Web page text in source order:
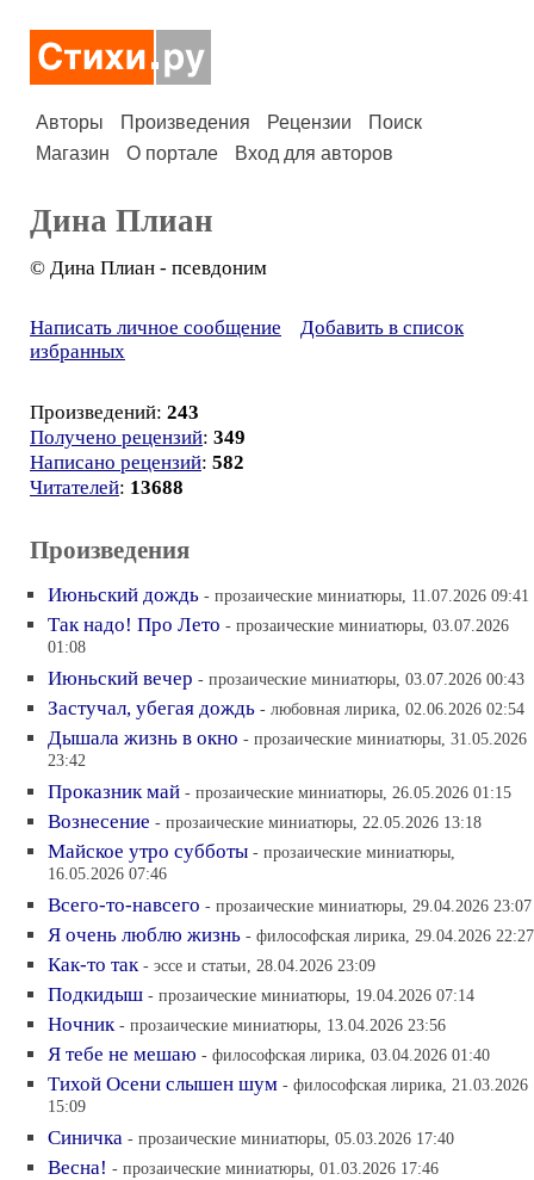
Авторы Произведения Рецензии
Поиск
Магазин
О портале Вход для авторов
Дина Плиан
© Дина Плиан - псевдоним
Написать личное сообщение
Добавить в список
избранных
Произведений: 243
Получено рецензий: 349
Написано рецензий: 582
Читателей: 13688
Произведения
Июньский дождь - прозаические миниатюры, 11.07.2026 09:41
Так надо! Про Лето - прозаические миниатюры, 03.07.2026
01:08
Июньский вечер - прозаические миниатюры, 03.07.2026 00:43
Застучал, убегая дождь - любовная лирика, 02.06.2026 02:54
Дышала жизнь в окно - прозаические миниатюры, 31.05.2026
23:42
Проказник май - прозаические миниатюры, 26.05.2026 01:15
Вознесение - прозаические миниатюры, 22.05.2026 13:18
Майское утро субботы - прозаические миниатюры,
16.05.2026 07:46
Всего-то-навсего - прозаические миниатюры, 29.04.2026 23:07
Я очень люблю жизнь - философская лирика, 29.04.2026 22:27
Как-то так - эссе и статьи, 28.04.2026 23:09
Подкидыш - прозаические миниатюры, 19.04.2026 07:14
Ночник - прозаические миниатюры, 13.04.2026 23:56
Я тебе не мешаю - философская лирика, 03.04.2026 01:40
Тихой Осени слышен шум - философская лирика, 21.03.2026
15:09
Синичка - прозаические миниатюры, 05.03.2026 17:40
Весна! - прозаические миниатюры, 01.03.2026 17:46